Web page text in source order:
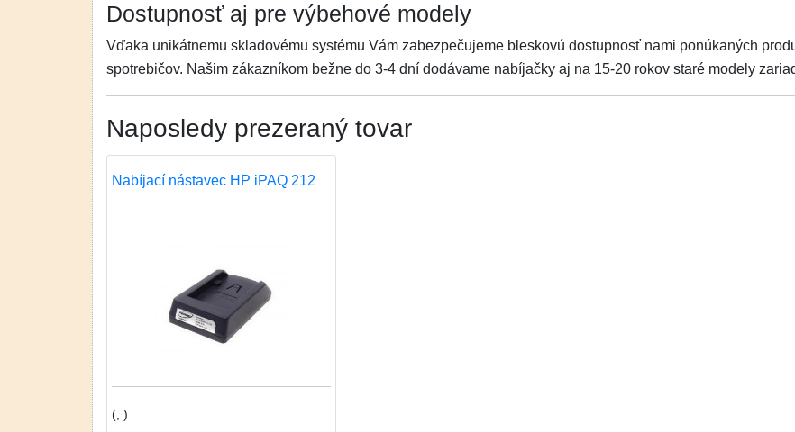
Dostupnosť aj pre výbehové modely
Vďaka unikátnemu skladovému systému Vám zabezpečujeme bleskovú dostupnosť nami ponúkaných
spotrebičov. Našim zákazníkom bežne do 3-4 dní dodávame nabíjačky aj na 15-20 rokov staré modely
Naposledy prezeraný tovar
Nabíjací nástavec HP iPAQ 212
(, )